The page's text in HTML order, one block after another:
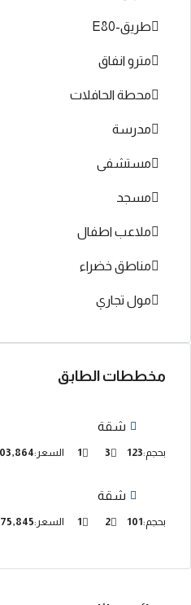
طريق-E80
مترو انفاق
محطة الحافلات
مدرسة
مستشفى
مسجد
ملاعب اطفال
مناطق خضراء
مول تجاري
مخططات الطابق
شقة
بحجم:123
3
1 السعر:
شقة
بحجم:101
2
1 السعر: